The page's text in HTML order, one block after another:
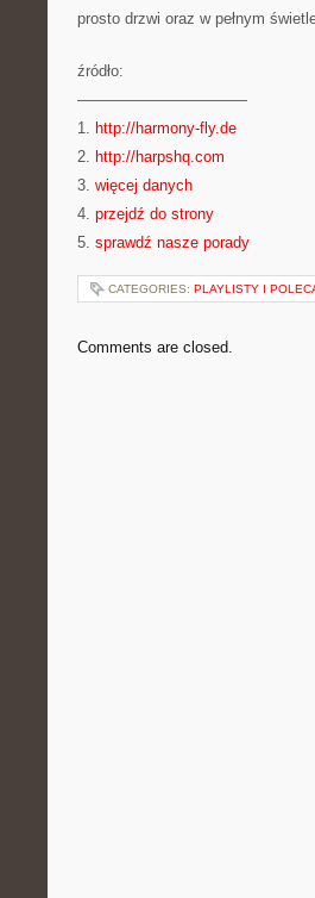
prosto drzwi oraz w pełnym
źródło:
———————————
1. http://harmony-fly.de
2. http://harpshq.com
3. więcej danych
4. przejdź do strony
5. sprawdź nasze porady
CATEGORIES: PLAYLISTY I
Comments are closed.